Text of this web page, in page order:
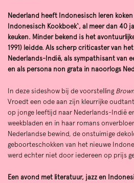
Nederland heeft Indonesisch leren koken
Indonesisch Kookboek‘, al meer dan 40
keuken. Minder bekend is het
1991) leidde. Als scherp criticaster van
Nederlands-Indië, als sympathisant van
en als persona non grata in naoorlogs
In deze sideshow bij de voorstelling
Vroedt een ode aan zijn kleurrijke
op jonge leeftijd naar Nederlands-Indië
weekbladen en in haar romans
Nederlandse bewind, de onstuimige
geboorteschokken van het nieuwe
werd echter niet door iedereen op prijs
Een avond met literatuur, jazz en
Inzoomen